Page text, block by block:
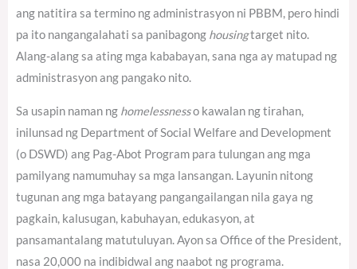
ang natitira sa termino ng administrasyon ni PBBM, pero hindi
pa ito nangangalahati sa panibagong housingtarget nito.
Alang-alang sa ating mga kababayan, sana nga ay matupad ng
administrasyon ang pangako nito.
Sa usapin naman ng homelessnesso kawalan ng tirahan,
inilunsad ng Department of Social Welfare and Development
(o DSWD) ang Pag-Abot Program para tulungan ang mga
pamilyang namumuhay sa mga lansangan. Layunin nitong
tugunan ang mga batayang pangangailangan nila gaya ng
pagkain, kalusugan, kabuhayan, edukasyon, at
pansamantalang matutuluyan. Ayon sa Office of the President,
nasa 20,000 na indibidwal ang naabot ng programa.